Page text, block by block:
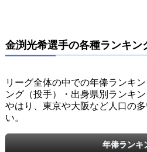
金渕光希選手の各種ランキン
リーグ全体の中での年俸ランキ
ング（投手）・出身県別ランキン
やはり、東京や大阪など人口の
い。
年俸ランキ